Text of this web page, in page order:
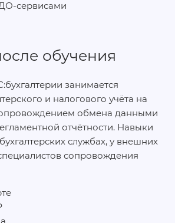
сервисами
обучения
занимается
и налогового учёта на
обмена данными
отчётности. Навыки
службах, у внешних
сопровождения